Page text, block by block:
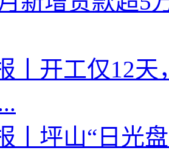
丨开工仅12
丨坪山“日光